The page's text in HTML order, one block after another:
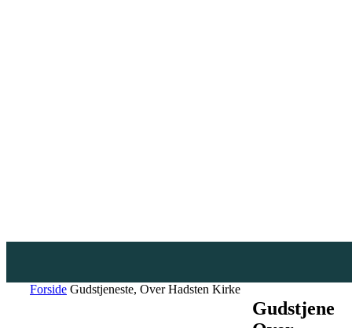
Forside Gudstjeneste, Over Hadsten Kirke